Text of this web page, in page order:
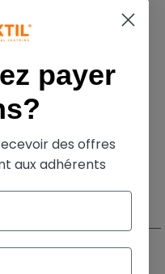
payer
des offres
aux adhérents